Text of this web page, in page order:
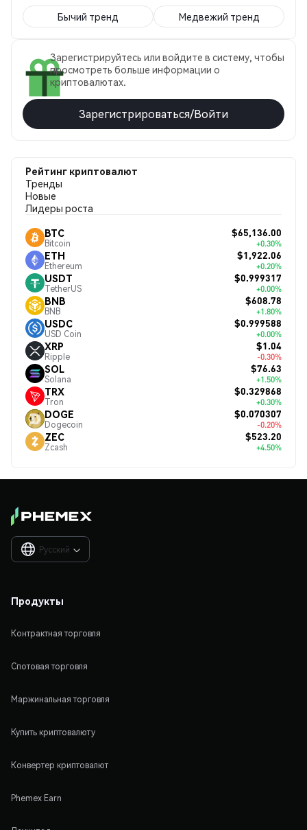
Бычий тренд Медвежий тренд
Зарегистрируйтесь или войдите в систему, чтобы
просмотреть больше информации о
криптовалютах.
Зарегистрироваться/Войти
Рейтинг криптовалют
Тренды
Новые
Лидеры роста
BTC
Bitcoin
$65,136.00
+0.30%
ETH
Ethereum
$1,922.06
+0.20%
USDT
TetherUS
$0.999317
+0.00%
BNB
BNB
$608.78
+1.80%
USDC
USD Coin
$0.999588
+0.00%
XRP
Ripple
$1.04
-0.30%
SOL
Solana
$76.63
+1.50%
TRX
Tron
$0.329868
+0.30%
DOGE
Dogecoin
$0.070307
-0.20%
ZEC
Zcash
$523.20
+4.50%
Русский 
Продукты
Контрактная торговля
Спотовая торговля
Маржинальная торговля
Купить криптовалюту
Конвертер криптовалют
Phemex Earn